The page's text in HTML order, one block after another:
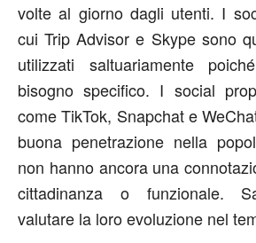
volte al giorno dagli utenti. I
cui Trip Advisor e Skype sono
utilizzati saltuariamente
bisogno specifico. I social
come TikTok, Snapchat e
buona penetrazione nella
non hanno ancora una
cittadinanza o funzionale.
valutare la loro evoluzione nel